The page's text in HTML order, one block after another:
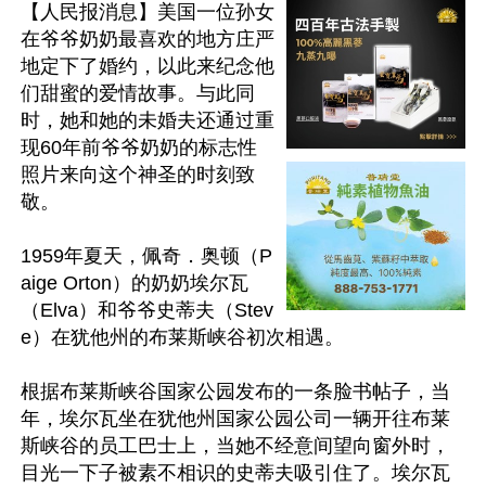
【人民报消息】美国一位孙女
在爷爷奶奶最喜欢的地方庄严
地定下了婚约，以此来纪念他
们甜蜜的爱情故事。与此同
时，她和她的未婚夫还通过重
现60年前爷爷奶奶的标志性
照片来向这个神圣的时刻致
敬。
1959年夏天，佩奇．奥顿（P
aige Orton）的奶奶埃尔瓦
（Elva）和爷爷史蒂夫（Stev
e）在犹他州的布莱斯峡谷初次相遇。
根据布莱斯峡谷国家公园发布的一条脸书帖子，当
年，埃尔瓦坐在犹他州国家公园公司一辆开往布莱
斯峡谷的员工巴士上，当她不经意间望向窗外时，
目光一下子被素不相识的史蒂夫吸引住了。埃尔瓦